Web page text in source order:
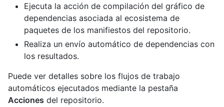
Ejecuta la acción de compilación del gráfico de
dependencias asociada al ecosistema de
paquetes de los manifiestos del repositorio.
Realiza un envío automático de dependencias con
los resultados.
Puede ver detalles sobre los flujos de trabajo
automáticos ejecutados mediante la pestaña
Acciones del repositorio.